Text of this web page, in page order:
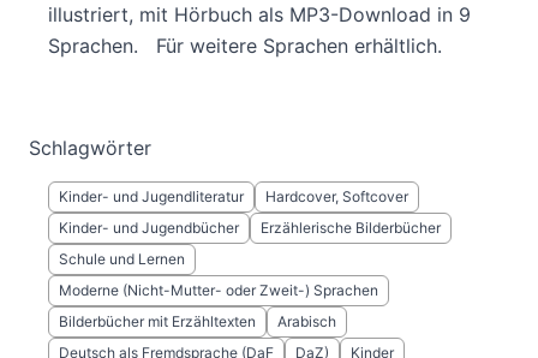
illustriert, mit Hörbuch als MP3-Download in 9
Sprachen. Für weitere Sprachen erhältlich.
Schlagwörter
Kinder- und Jugendliteratur
Hardcover, Softcover
Kinder- und Jugendbücher
Erzählerische Bilderbücher
Schule und Lernen
Moderne (Nicht-Mutter- oder Zweit-) Sprachen
Bilderbücher mit Erzähltexten
Arabisch
Deutsch als Fremdsprache (DaF
DaZ) Kinder